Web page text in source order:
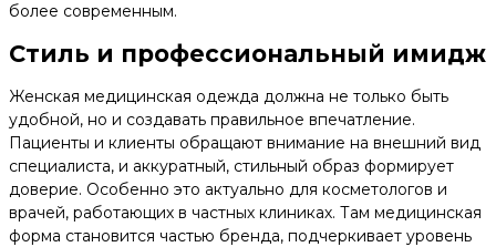
более современным.
Стиль и профессиональный имидж
Женская медицинская одежда должна не только быть
удобной, но и создавать правильное впечатление.
Пациенты и клиенты обращают внимание на внешний вид
специалиста, и аккуратный, стильный образ формирует
доверие. Особенно это актуально для косметологов и
врачей, работающих в частных клиниках. Там медицинская
форма становится частью бренда, подчеркивает уровень